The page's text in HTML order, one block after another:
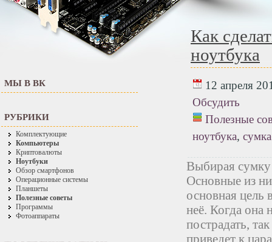
МЫ В ВК
РУБРИКИ
Комплектующие
Компьютеры
Криптовалюты
Ноутбуки
Обзор смартфонов
Операционные системы
Планшеты
Полезные советы
Программы
Фотоаппараты
Как
ноутбука
12 апреля
Обсудить
Полезные
ноутбука,
Выбирая сумку
Основные из
основная цель
неё. Когда она
пострадать,
приведет к